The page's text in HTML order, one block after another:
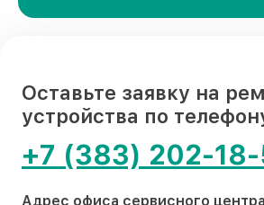
Оставьте заявку на
устройства по
+7 (383) 202-18-
Адрес офиса сервисного